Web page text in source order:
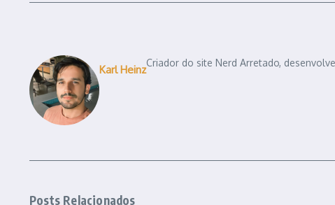
Karl Heinz
Criador do site Nerd Arretado,
Posts Relacionados